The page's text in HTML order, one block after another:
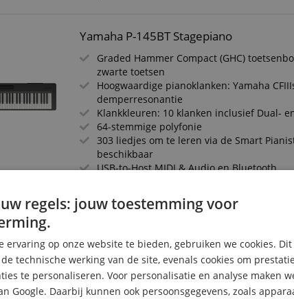
Yamaha P-145BT Stagepiano
Graded Hammer Compact (GHC)
zwarte toetsen
Hoogwaardige pianoklanken: Yamaha
demperresonantie
Klankkleuren: 10 klanken inclusief Dual-
64-stemmige polyfonie
303 liedjes om te leren via de Smart
beschikbaar
USB-to-Host MIDI & Audio en Bluetooth
Kawai ES-60 Stagepiano Set
mechaniek
Shigeru Kawai SK-EX-klank met Harmonic
noten polyfonie)
17 klanken, incl. E-piano, orgel, strijkers
regels: jouw toestemming voor
ervaring op onze website te bieden, gebruiken we cookies.
technische werking van de site, evenals cookies om
te personaliseren. Voor personalisatie en analyse maken
Google. Daarbij kunnen ook persoonsgegevens, zoals